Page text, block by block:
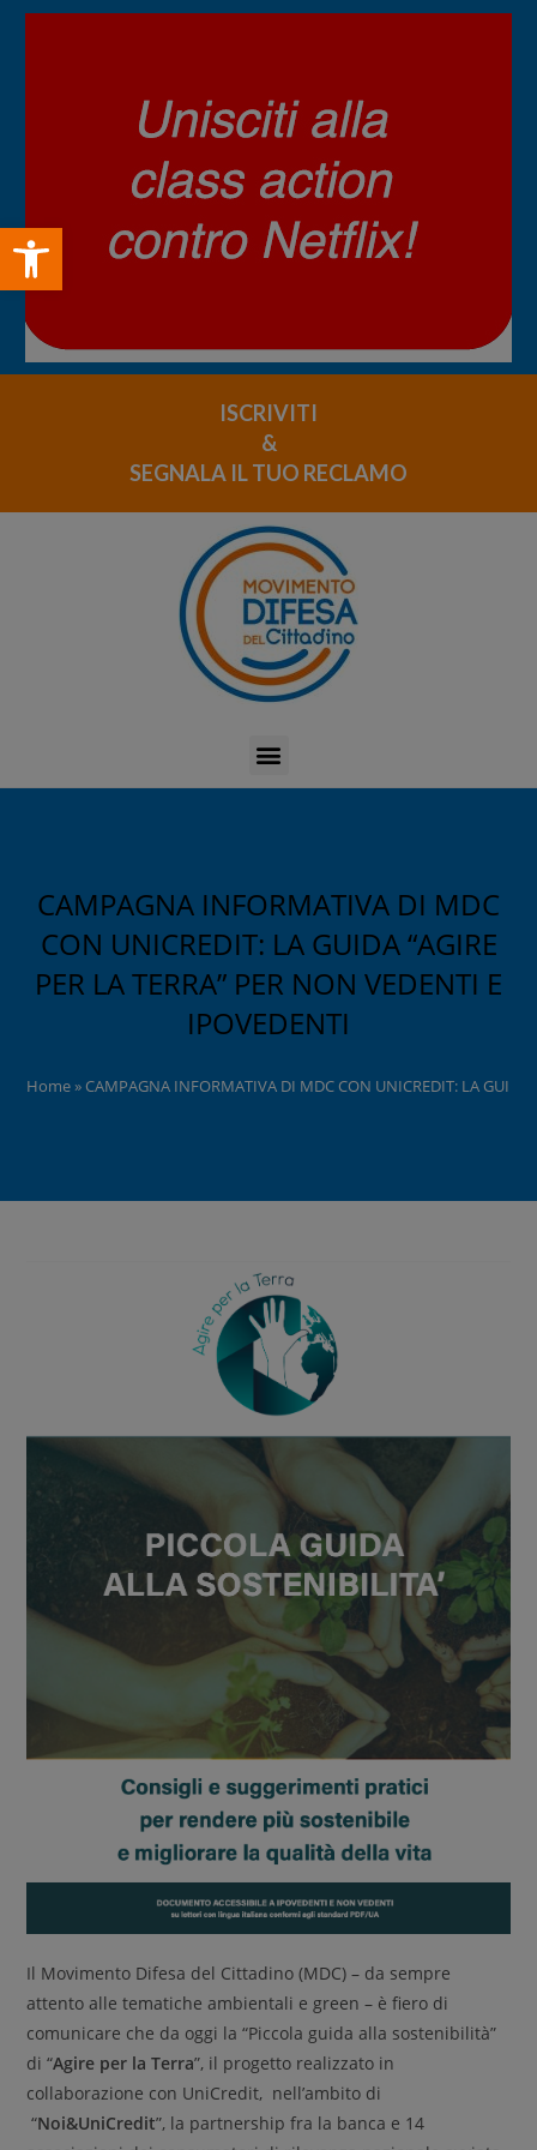
Open toolbar
ISCRIVITI
&
SEGNALA IL TUO RECLAMO
CAMPAGNA INFORMATIVA DI MDC
CON UNICREDIT: LA GUIDA “AGIRE
PER LA TERRA” PER NON VEDENTI E
IPOVEDENTI
Home» CAMPAGNA INFORMATIVA DI MDC CON UNICREDIT: LA GUIDA
Il Movimento Difesa del Cittadino (MDC) – da sempre
attento alle tematiche ambientali e green – è fiero di
comunicare che da oggi la “Piccola guida alla sostenibilità”
di “Agire per la Terra”, il progetto realizzato in
collaborazione con UniCredit, nell’ambito di
“Noi&UniCredit”, la partnership fra la banca e 14